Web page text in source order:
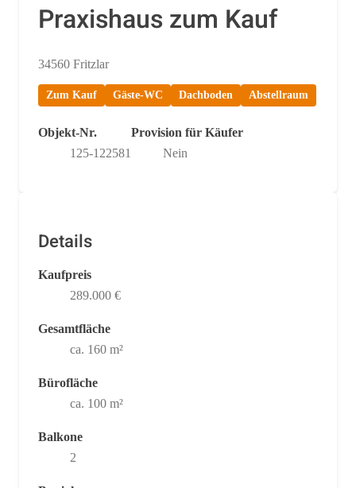
Praxishaus zum Kauf
34560 Fritzlar
Zum Kauf Gäste-WC Dachboden Abstellraum
Objekt-Nr.
125-122581
Provision für Käufer
Nein
Details
Kaufpreis
289.000 €
Gesamtfläche
ca. 160 m²
Bürofläche
ca. 100 m²
Balkone
2